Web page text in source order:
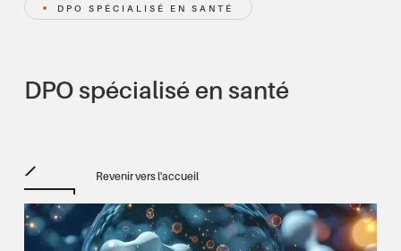
DPO SPÉCIALISÉ EN SANTÉ
DPO spécialisé en santé
Revenir vers l'accueil